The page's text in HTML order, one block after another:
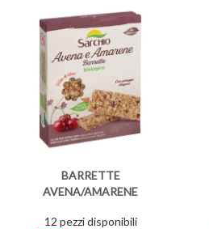
BARRETTE
AVENA/AMARENE
12 pezzi disponibili